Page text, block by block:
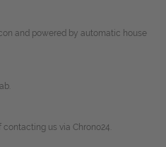
and powered by automatic house
us via Chrono24.